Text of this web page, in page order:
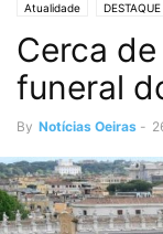
Atualidade DESTAQUE
Cerca
funeral
By Notícias Oeiras -